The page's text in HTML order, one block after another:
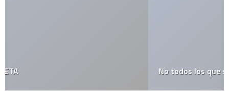
No todos los que se aparecen quieren ayudarte…